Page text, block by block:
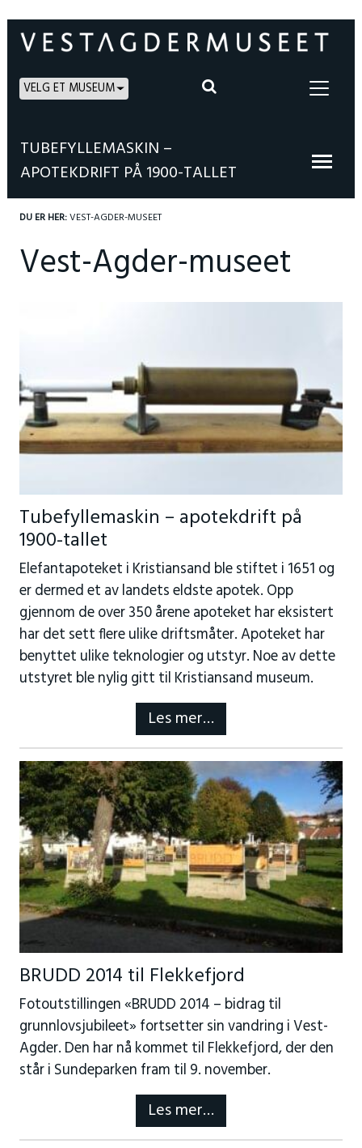
VELG ET MUSEUM
TUBEFYLLEMASKIN –
APOTEKDRIFT PÅ 1900-TALLET
DU ER HER:VEST-AGDER-MUSEET
Vest-Agder-museet
Tubefyllemaskin – apotekdrift på
1900-tallet
Elefantapoteket i Kristiansand ble stiftet i 1651 og
er dermed et av landets eldste apotek. Opp
gjennom de over 350 årene apoteket har eksistert
har det sett flere ulike driftsmåter. Apoteket har
benyttet ulike teknologier og utstyr. Noe av dette
utstyret ble nylig gitt til Kristiansand museum.
Les mer…
BRUDD 2014 til Flekkefjord
Fotoutstillingen «BRUDD 2014 – bidrag til
grunnlovsjubileet» fortsetter sin vandring i Vest-
Agder. Den har nå kommet til Flekkefjord, der den
står i Sundeparken fram til 9. november.
Les mer…